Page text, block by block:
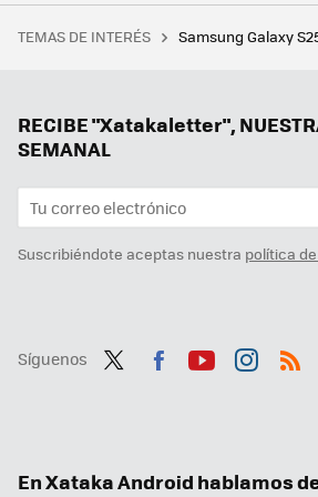
TEMAS DE INTERÉS Samsung Galaxy
RECIBE "Xatakaletter",
SEMANAL
Suscribiéndote aceptas nuestra política
Síguenos
En Xataka Android hablamos